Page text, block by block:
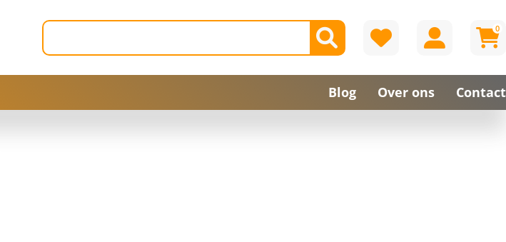
0
Blog Over ons Contact